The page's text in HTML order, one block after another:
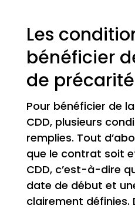
Les
bénéficier
de précarité
Pour bénéficier de
CDD, plusieurs
remplies. Tout
que le contrat soit
CDD, c’est-à-dire
date de début et
clairement définies.